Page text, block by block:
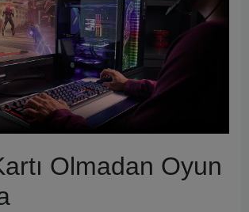
Olmadan Oyun